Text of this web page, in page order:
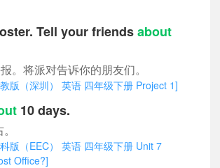
Tell your friendsabout
。将派对告诉你的朋友们。
版（深圳） 英语 四年级下册 Project 1]
10 days.
版（EEC） 英语 四年级下册 Unit 7
Office?]